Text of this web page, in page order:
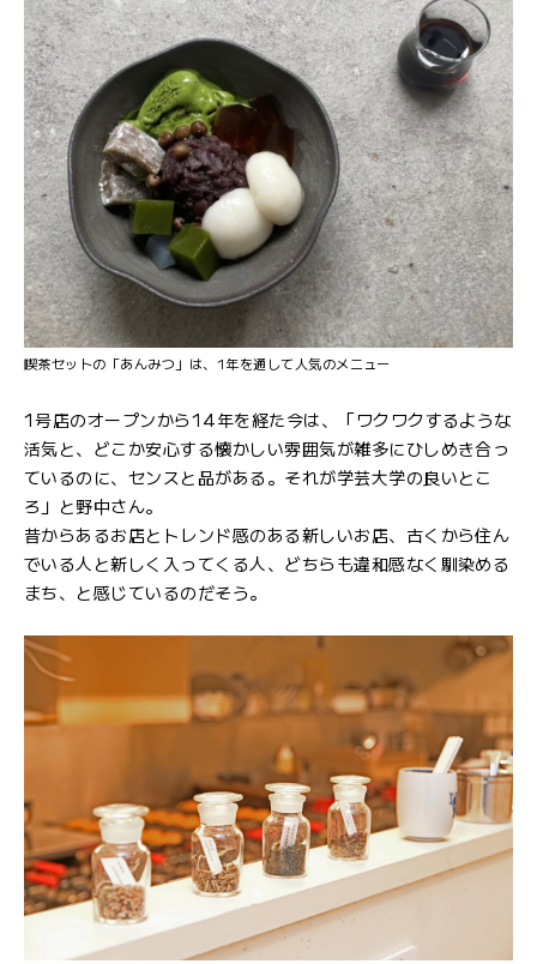
喫茶セットの「あんみつ」は、1年を通して人気のメニュー
1号店のオープンから14年を経た今は、「ワクワクするような
活気と、どこか安心する懐かしい雰囲気が雑多にひしめき合っ
ているのに、センスと品がある。それが学芸大学の良いとこ
ろ」と野中さん。
昔からあるお店とトレンド感のある新しいお店、古くから住ん
でいる人と新しく入ってくる人、どちらも違和感なく馴染める
まち、と感じているのだそう。